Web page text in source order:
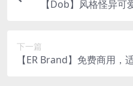
【Dob】风格怪异
下一篇
【ER Brand】免费商用，